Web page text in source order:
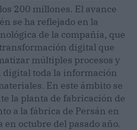
200 millones. El avance
se ha reflejado en la
de la compañía, que
digital que
múltiples procesos y
digital toda la información
En este ámbito se
la planta de fabricación de
a la fábrica de Persán en
octubre del pasado año.